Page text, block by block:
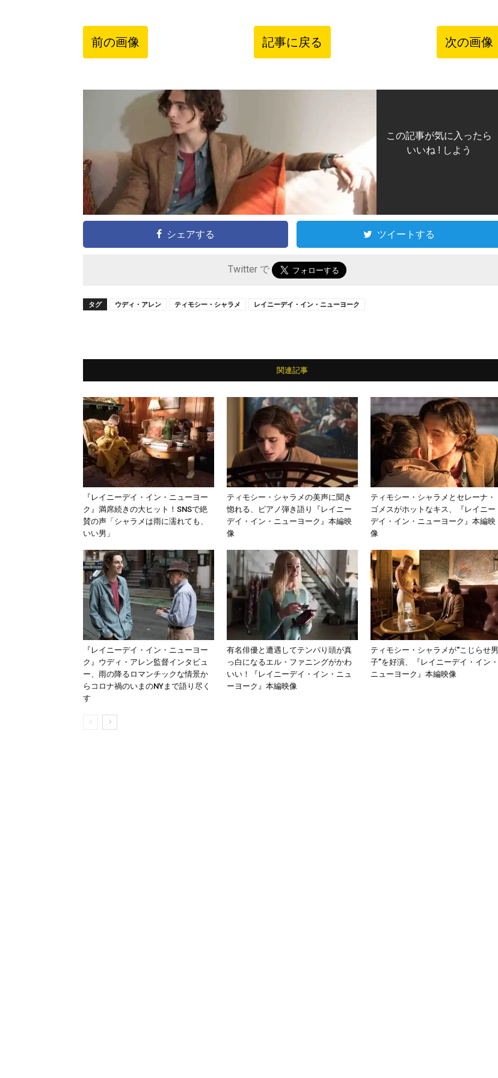
前の画像 記事に戻る 次の画像
この記事が気に入ったら
いいね ! しよう
シェアする ツイートする
Twitter で
タグ ウディ・アレン ティモシー・シャラメ レイニーデイ・イン・ニューヨーク
関連記事
『レイニーデイ・イン・ニューヨー
ク』満席続きの大ヒット！SNSで絶
賛の声「シャラメは雨に濡れても、
いい男」
ティモシー・シャラメの美声に聞き
惚れる、ピアノ弾き語り『レイニー
デイ・イン・ニューヨーク』本編映
像
ティモシー・シャラメとセレーナ・
ゴメスがホットなキス、『レイニー
デイ・イン・ニューヨーク』本編映
像
『レイニーデイ・イン・ニューヨー
ク』ウディ・アレン監督インタビュ
ー、雨の降るロマンチックな情景か
らコロナ禍のいまのNYまで語り尽く
す
有名俳優と遭遇してテンパり頭が真
っ白になるエル・ファニングがかわ
いい！『レイニーデイ・イン・ニュ
ーヨーク』本編映像
ティモシー・シャラメが“こじらせ男
子”を好演、『レイニーデイ・イン・
ニューヨーク』本編映像